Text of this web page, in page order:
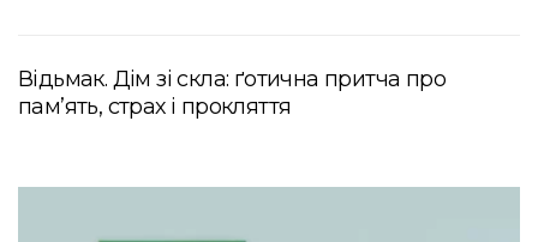
Відьмак. Дім зі скла: ґотична притча про
пам’ять, страх і прокляття